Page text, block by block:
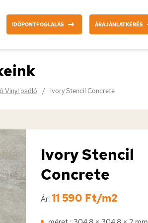
IDŐPONTFOGLALÁS ÁRAJÁNLATKÉRÉS
Vinyl padló Ivory Stencil Concrete
Ivory Stencil
Concrete
Ár:11 590 Ft/m2